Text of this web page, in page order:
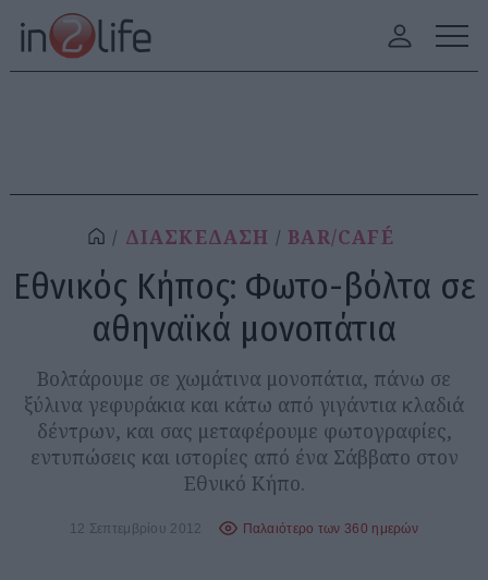
ΔΙΑΣΚΕΔΑΣΗ BAR/CAFÉ
Εθνικός Κήπος: Φωτο-βόλτα σε
αθηναϊκά μονοπάτια
Βολτάρουμε σε χωμάτινα μονοπάτια, πάνω σε
ξύλινα γεφυράκια και κάτω από γιγάντια κλαδιά
δέντρων, και σας μεταφέρουμε φωτογραφίες,
εντυπώσεις και ιστορίες από ένα Σάββατο στον
Εθνικό Κήπο.
12 Σεπτεμβρίου 2012 Παλαιότερο των 360 ημερών